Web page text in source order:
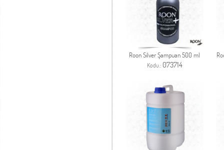
Roon Silver Şampuan 500 ml
Kodu.:073714